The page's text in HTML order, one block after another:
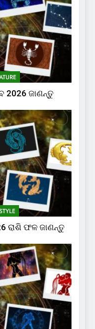
2026 ଜାଣନ୍ତୁ
ରାଶି ଫଳ ଜାଣନ୍ତୁ